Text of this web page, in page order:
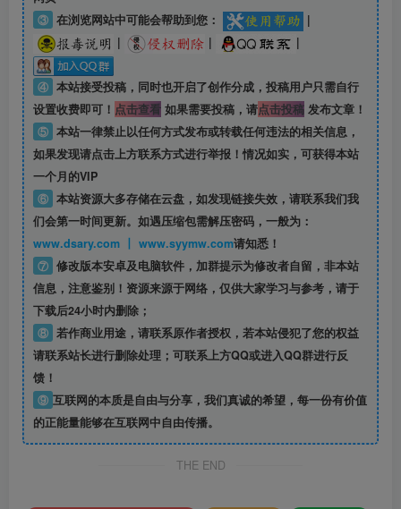
③ 在浏览网站中可能会帮助到您：
|
|
| |
④ 本站接受投稿，同时也开启了创作分成，投稿用户只需自行
设置收费即可！ 点击查看如果需要投稿，请点击投稿发布文章！
⑤ 本站一律禁止以任何方式发布或转载任何违法的相关信息，
如果发现请点击上方联系方式进行举报！情况如实，可获得本站
一个月的VIP
⑥ 本站资源大多存储在云盘，如发现链接失效，请联系我们我
们会第一时间更新。如遇压缩包需解压密码，一般为：
www.dsary.com 丨 www.syymw.com请知悉！
⑦ 修改版本安卓及电脑软件，加群提示为修改者自留， 非本站
信息，注意鉴别！资源来源于网络，仅供大家学习与参考，请于
下载后24小时内删除；
⑧ 若作商业用途，请联系原作者授权，若本站侵犯了您的权益
请联系站长进行删除处理；可联系上方QQ或进入QQ群进行反
馈！
⑨ 互联网的本质是自由与分享，我们真诚的希望，每一份有价值
的正能量能够在互联网中自由传播。
THE END